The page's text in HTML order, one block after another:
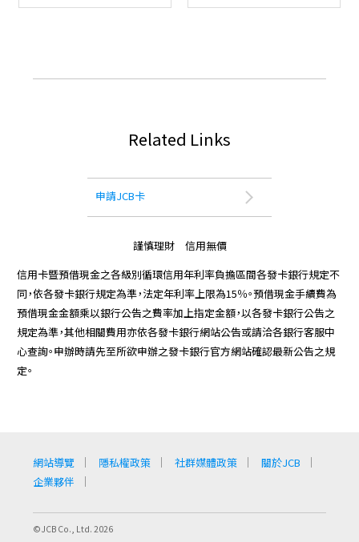
Related Links
申請JCB卡
謹慎理財 信用無價
信用卡暨預借現金之各級別循環信用年利率負擔區間各發卡銀行規定不
同，依各發卡銀行規定為準，法定年利率上限為15％。預借現金手續費為
預借現金金額乘以銀行公告之費率加上指定金額，以各發卡銀行公告之
規定為準，其他相關費用亦依各發卡銀行網站公告或請洽各銀行客服中
心查詢。申辦時請先至所欲申辦之發卡銀行官方網站確認最新公告之規
定。
網站導覽 隱私權政策 社群媒體政策
關於JCB
企業夥伴
©JCB Co., Ltd. 2026